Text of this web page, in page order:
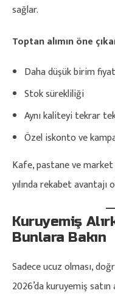
sağlar.
Toptan alımın öne
Daha düşük birim fiyat
Stok sürekliliği
Aynı kaliteyi tekrar
Özel iskonto ve
Kafe, pastane ve
yılında rekabet avantajı
Kuruyemiş
Bunlara Bakın
Sadece ucuz olması,
2026’da kuruyemiş